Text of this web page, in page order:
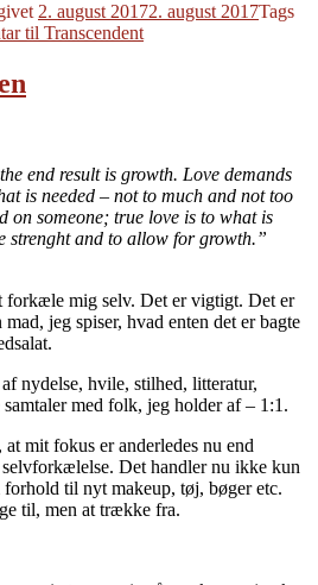
2. august 20172. august 2017Tags
til Transcendent
end result is growth. Love demands
is needed – not to much and not too
on someone; true love is to what is
strenght and to allow for growth.”
forkæle mig selv. Det er vigtigt. Det er
jeg spiser, hvad enten det er bagte
nydelse, hvile, stilhed, litteratur,
samtaler med folk, jeg holder af – 1:1.
mit fokus er anderledes nu end
Det handler nu ikke kun
til nyt makeup, tøj, bøger etc.
til, men at trække fra.